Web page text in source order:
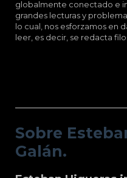
globalmente conectado e
grandes lecturas y
lo cual, nos esforzamos en
leer, es decir, se redacta
Sobre
Galán.